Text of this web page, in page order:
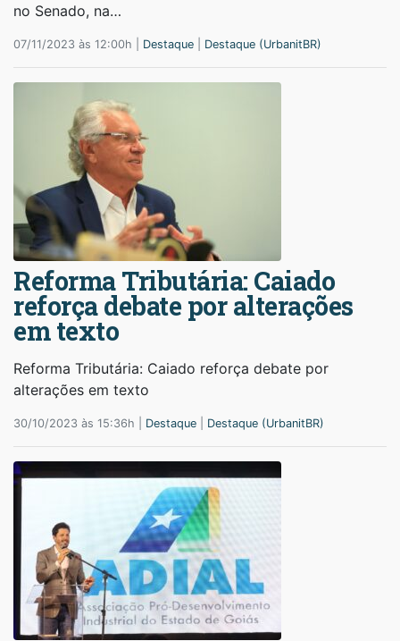
no Senado, na…
07/11/2023 às 12:00h | Destaque Destaque (UrbanitBR)
Reforma Tributária: Caiado
reforça debate por alterações
em texto
Reforma Tributária: Caiado reforça debate por
alterações em texto
30/10/2023 às 15:36h | Destaque Destaque (UrbanitBR)